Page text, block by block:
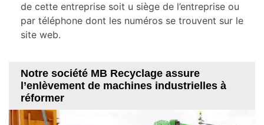
de cette entreprise soit u siège de l’entreprise ou
par téléphone dont les numéros se trouvent sur le
site web.
Notre société MB Recyclage assure
l’enlèvement de machines industrielles à
réformer